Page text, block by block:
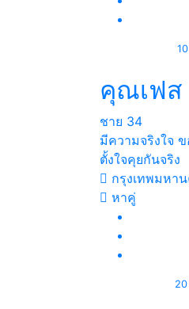
คุณเฟส
ชาย 34
มีความจริงใจ
ตั้งใจคุยกันจริง
กรุงเทพมหา
หาคู่